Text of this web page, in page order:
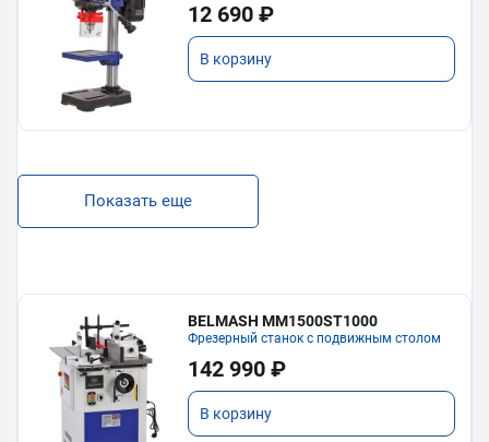
12 690 ₽
В корзину
Показать еще
BELMASH MM1500ST1000
Фрезерный станок с подвижным столом
142 990 ₽
В корзину